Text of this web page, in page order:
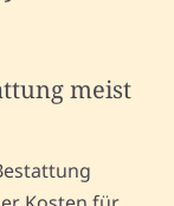
meist